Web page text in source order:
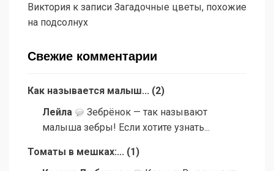
Виктория к записи Загадочные цветы, похожие
на подсолнух
Свежие комментарии
Как называется малыш... (2)
Лейла
Зебрёнок — так называют
малыша зебры! Если хотите узнать...
Томаты в мешках:... (1 )